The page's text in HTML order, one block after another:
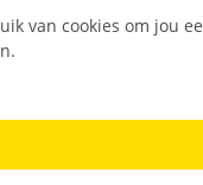
van cookies om jou